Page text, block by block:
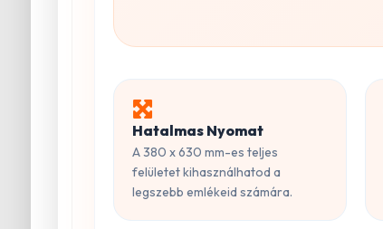
Hatalmas Nyomat
A 380 x 630 mm-es teljes
felületet kihasználhatod a
legszebb emlékeid számára.